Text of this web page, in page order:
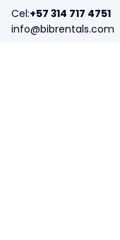
Cel:+57 314 717 4751
info@bibrentals.com